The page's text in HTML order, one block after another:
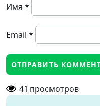
Имя *
Email *
41 просмотров